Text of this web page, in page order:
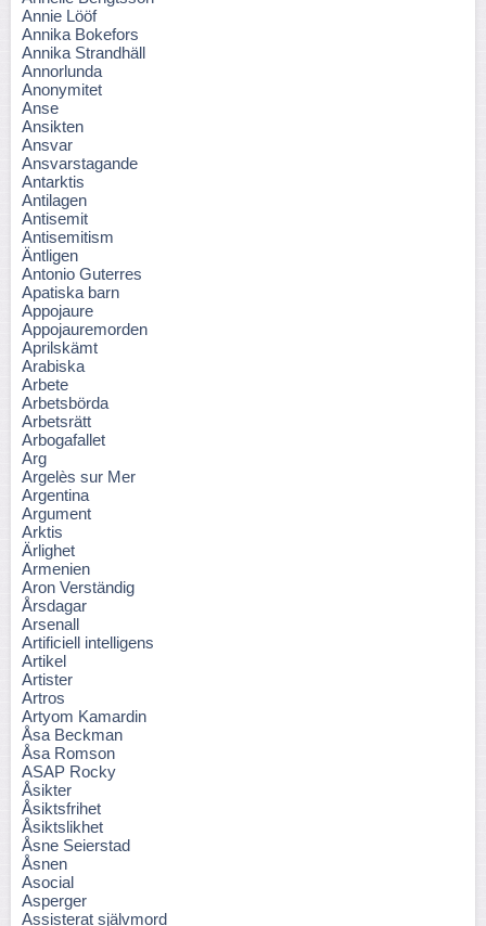
Annie Lööf
Annika Bokefors
Annika Strandhäll
Annorlunda
Anonymitet
Anse
Ansikten
Ansvar
Ansvarstagande
Antarktis
Antilagen
Antisemit
Antisemitism
Äntligen
Antonio Guterres
Apatiska barn
Appojaure
Appojauremorden
Aprilskämt
Arabiska
Arbete
Arbetsbörda
Arbetsrätt
Arbogafallet
Arg
Argelès sur Mer
Argentina
Argument
Arktis
Ärlighet
Armenien
Aron Verständig
Årsdagar
Arsenall
Artificiell intelligens
Artikel
Artister
Artros
Artyom Kamardin
Åsa Beckman
Åsa Romson
ASAP Rocky
Åsikter
Åsiktsfrihet
Åsiktslikhet
Åsne Seierstad
Åsnen
Asocial
Asperger
Assisterat självmord